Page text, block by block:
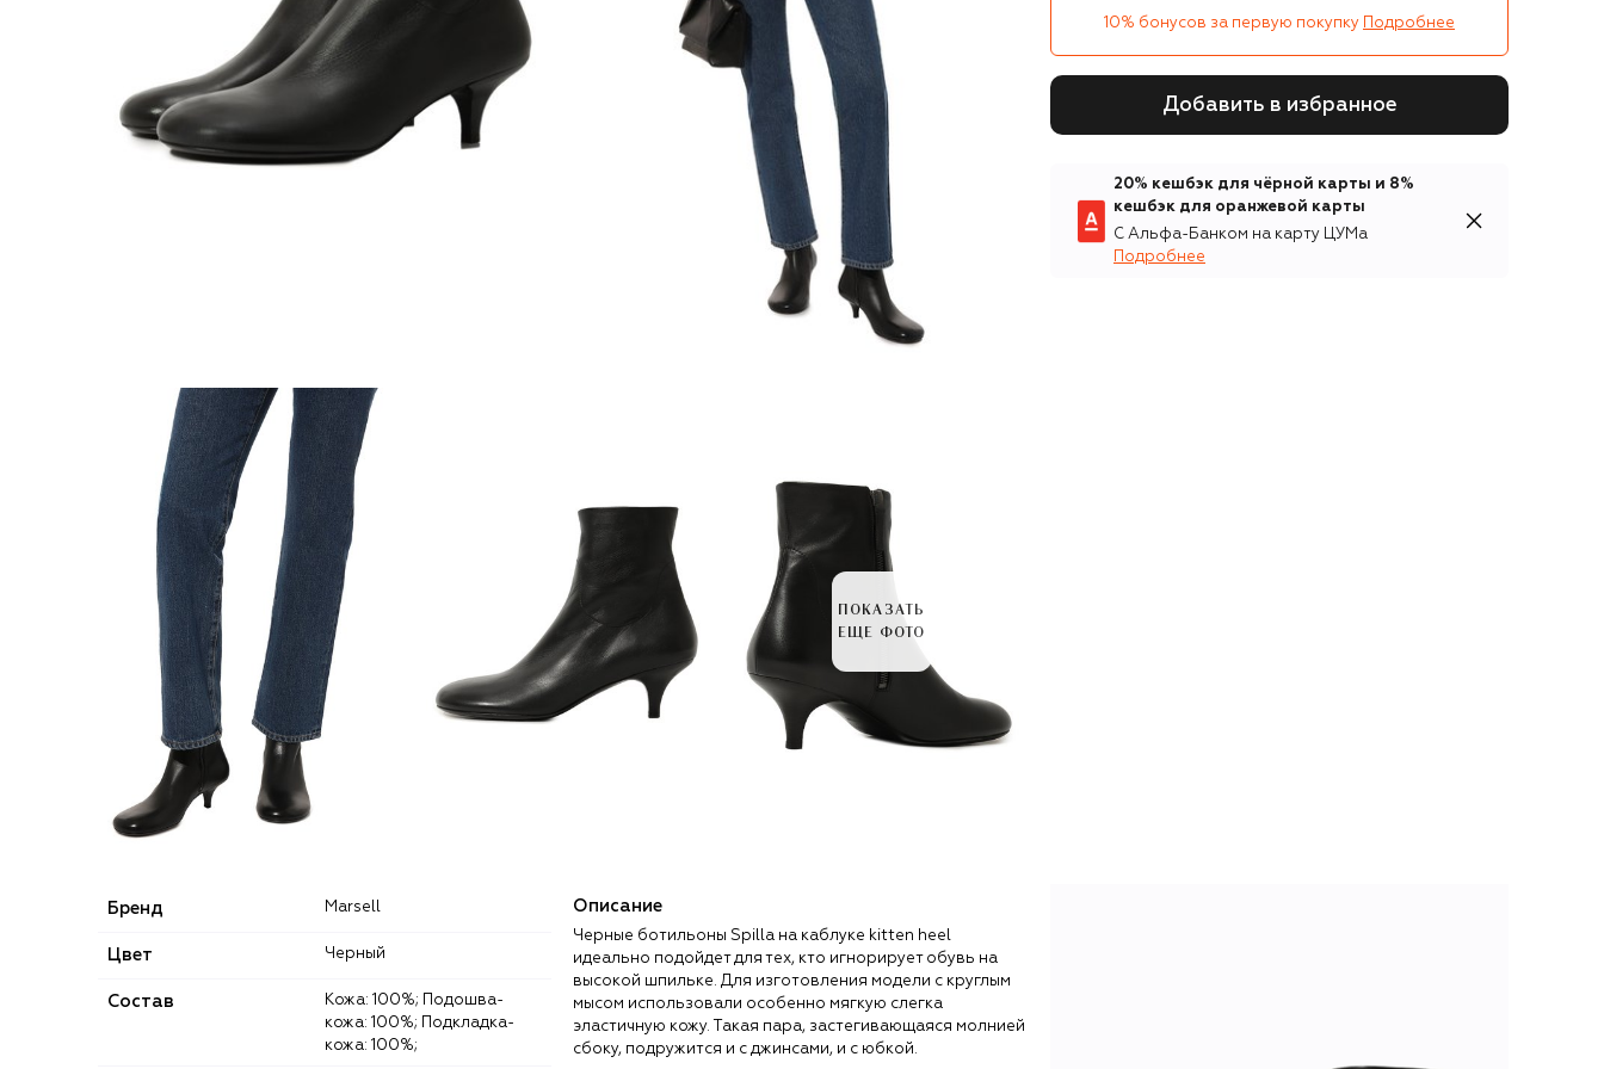
ПОКАЗАТЬ
ЕЩЕ ФОТО
10% бонусов за первую покупку Подробнее
Добавить в избранное
20% кешбэк для чёрной карты и 8%
кешбэк для оранжевой карты
С Альфа-Банком на карту ЦУМа
Подробнее
Бренд Marsell
Цвет Черный
Состав
Кожа: 100%; Подошва-
кожа: 100%; Подкладка-
кожа: 100%;
Описание
Черные ботильоны Spilla на каблуке kitten heel
идеально подойдет для тех, кто игнорирует обувь на
высокой шпильке. Для изготовления модели с круглым
мысом использовали особенно мягкую слегка
эластичную кожу. Такая пара, застегивающаяся молнией
сбоку, подружится и с джинсами, и с юбкой.